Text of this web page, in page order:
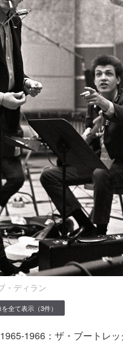
・ディラン
全て表示（3件）
1966：ザ・ブートレッ